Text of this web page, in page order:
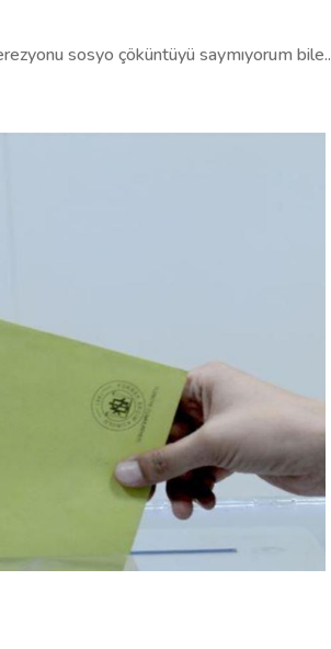
sosyo çöküntüyü saymıyorum bile..